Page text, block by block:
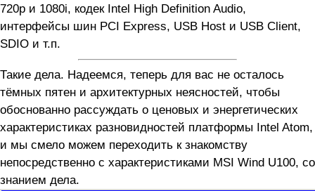
720p и 1080i, кодек Intel High Definition Audio,
интерфейсы шин PCI Express, USB Host и USB Client,
SDIO и т.п.
Такие дела. Надеемся, теперь для вас не осталось
тёмных пятен и архитектурных неясностей, чтобы
обоснованно рассуждать о ценовых и энергетических
характеристиках разновидностей платформы Intel Atom,
и мы смело можем переходить к знакомству
непосредственно с характеристиками MSI Wind U100, со
знанием дела.